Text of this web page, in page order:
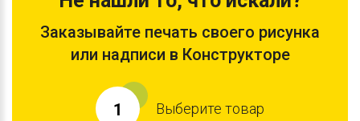
Заказывайте печать своего рисунка
или надписи в Конструкторе
1 Выберите товар